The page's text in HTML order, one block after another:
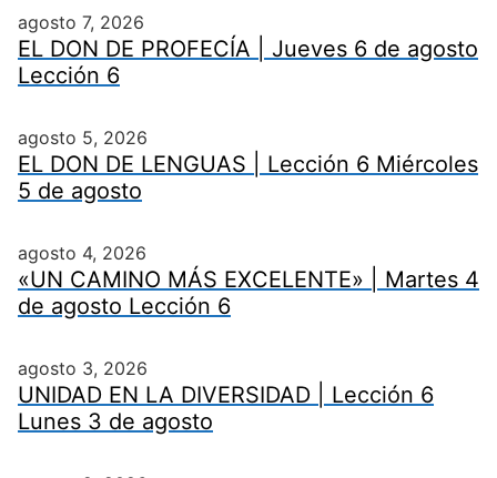
agosto 7, 2026
EL DON DE PROFECÍA | Jueves 6 de agosto
Lección 6
agosto 5, 2026
EL DON DE LENGUAS | Lección 6 Miércoles
5 de agosto
agosto 4, 2026
«UN CAMINO MÁS EXCELENTE» | Martes 4
de agosto Lección 6
agosto 3, 2026
UNIDAD EN LA DIVERSIDAD | Lección 6
Lunes 3 de agosto